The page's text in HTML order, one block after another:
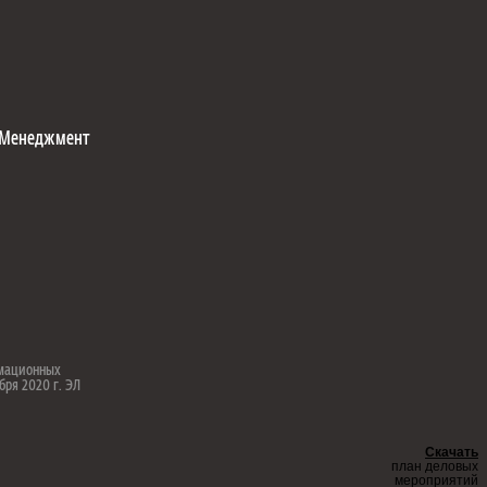
Скачать
план деловых
мероприятий
Менеджмент
2020 г. ЭЛ